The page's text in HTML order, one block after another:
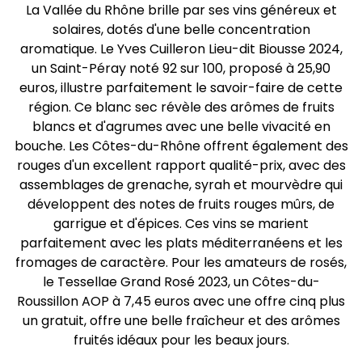
La Vallée du Rhône brille par ses vins généreux et
solaires, dotés d'une belle concentration
aromatique. Le Yves Cuilleron Lieu-dit Biousse 2024,
un Saint-Péray noté 92 sur 100, proposé à 25,90
euros, illustre parfaitement le savoir-faire de cette
région. Ce blanc sec révèle des arômes de fruits
blancs et d'agrumes avec une belle vivacité en
bouche. Les Côtes-du-Rhône offrent également des
rouges d'un excellent rapport qualité-prix, avec des
assemblages de grenache, syrah et mourvèdre qui
développent des notes de fruits rouges mûrs, de
garrigue et d'épices. Ces vins se marient
parfaitement avec les plats méditerranéens et les
fromages de caractère. Pour les amateurs de rosés,
le Tessellae Grand Rosé 2023, un Côtes-du-
Roussillon AOP à 7,45 euros avec une offre cinq plus
un gratuit, offre une belle fraîcheur et des arômes
fruités idéaux pour les beaux jours.